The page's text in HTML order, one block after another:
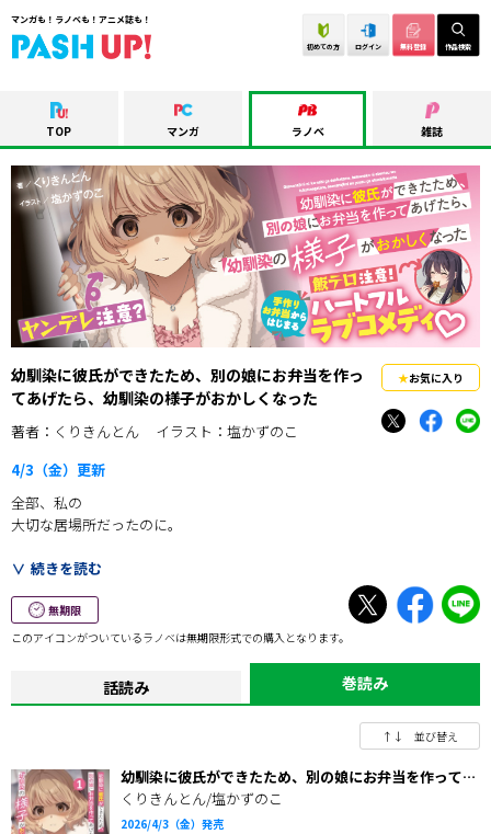
マンガも！ラノベも！アニメ誌も！
初めての方 ログイン 無料登録 作品検索
TOP マンガ ラノベ 雑誌
幼馴染に彼氏ができたため、別の娘にお弁当を作っ
てあげたら、幼馴染の様子がおかしくなった
著者：くりきんとん
イラスト：塩かずのこ
4/3（金） 更新
――全部、私の
大切な居場所だったのに。
大学2年生の塩田健は、毎日お弁当を作ってあげるほど想いを寄せていた
失意の中、偶然知り合った美女・高槻知聖に余ったお弁当を渡したこと
で、二人の距離は急速に近づいていく。
だがそのことを知った明莉の様子がおかしくなっていき……。
続きを読む
お気に入り
無期限
このアイコンがついているラノベは無期限形式での購入となります。
話読み 巻読み
↑↓ 並び替え
幼馴染に彼氏ができたため、別の娘にお弁当を作ってあ
げたら、幼馴染の様子がおかしくなった（文庫）１
くりきんとん/塩かずのこ
2026/4/3（金）発売